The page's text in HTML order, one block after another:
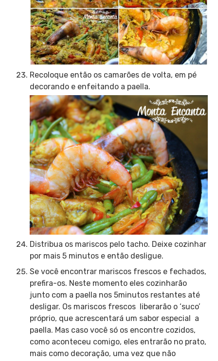
Recoloque então os camarões de volta, em pé
decorando e enfeitando a paella.
Distribua os mariscos pelo tacho. Deixe cozinhar
por mais 5 minutos e então desligue.
Se você encontrar mariscos frescos e fechados,
prefira-os. Neste momento eles cozinharão
junto com a paella nos 5minutos restantes até
desligar. Os mariscos frescos liberarão o ‘suco’
próprio, que acrescentará um sabor especial a
paella. Mas caso você só os encontre cozidos,
como aconteceu comigo, eles entrarão no prato,
mais como decoração, uma vez que não